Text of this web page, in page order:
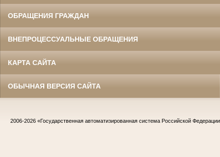
ОБРАЩЕНИЯ ГРАЖДАН
ВНЕПРОЦЕССУАЛЬНЫЕ ОБРАЩЕНИЯ
КАРТА САЙТА
ОБЫЧНАЯ ВЕРСИЯ САЙТА
2006-2026 «Государственная автоматизированная система Российской